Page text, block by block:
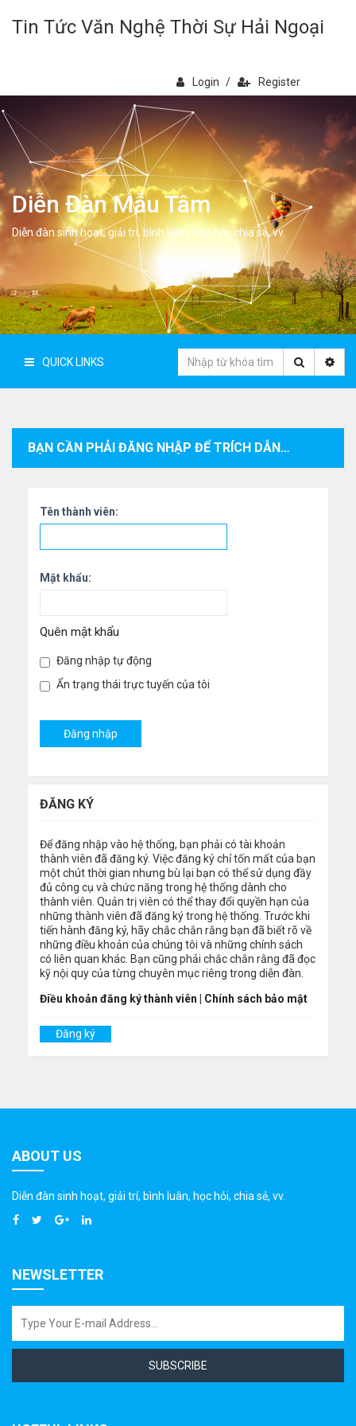
Tin Tức Văn Nghệ Thời Sự Hải Ngoại
Login / Register
Diễn Đàn Mẫu Tâm
Diễn đàn sinh hoạt, giải trí, bình luân, học hỏi, chia sẻ, vv.
QUICK LINKS
BẠN CẦN PHẢI ĐĂNG NHẬP ĐỂ TRÍCH DẪN CÁC BÀI VIẾT TRONG CHUYÊN MỤC NÀY.
Tên thành viên:
Mật khẩu:
Quên mật khẩu
Đăng nhập tự động
Ẩn trạng thái trực tuyến của tôi
ĐĂNG KÝ
Để đăng nhập vào hệ thống, bạn phải có tài khoản
thành viên đã đăng ký. Việc đăng ký chỉ tốn mất của bạn
một chút thời gian nhưng bù lại bạn có thể sử dụng đầy
đủ công cụ và chức năng trong hệ thống dành cho
thành viên. Quản trị viên có thể thay đổi quyền hạn của
những thành viên đã đăng ký trong hệ thống. Trước khi
tiến hành đăng ký, hãy chắc chắn rằng bạn đã biết rõ về
những điều khoản của chúng tôi và những chính sách
có liên quan khác. Bạn cũng phải chắc chắn rằng đã đọc
kỹ nội quy của từng chuyên mục riêng trong diễn đàn.
Điều khoản đăng ký thành viên
Chính sách bảo mật
Đăng ký
ABOUT US
Diễn đàn sinh hoạt, giải trí, bình luân, học hỏi, chia sẻ, vv.
NEWSLETTER
SUBSCRIBE